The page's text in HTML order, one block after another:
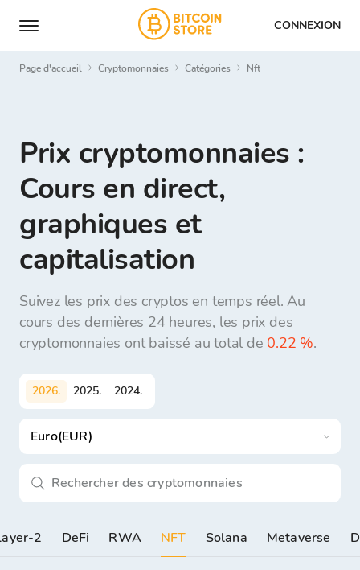
CONNEXION
Page d'accueil Cryptomonnaies Catégories nft
Prix cryptomonnaies :
Cours en direct,
graphiques et
capitalisation
Suivez les prix des cryptos en temps réel. Au
cours des dernières 24 heures, les prix des
cryptomonnaies ont baissé au total de 0.22 %.
2026. 2025. 2024.
Euro(EUR)
2 DeFi RWA NFT Solana Metaverse